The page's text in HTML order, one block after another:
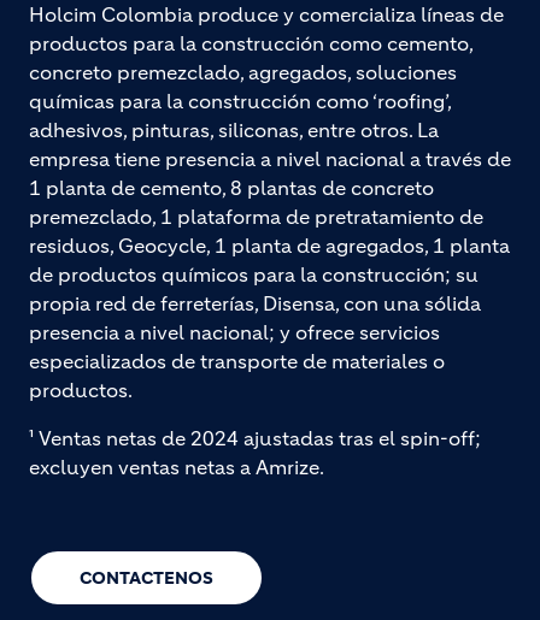
CONTACTENOS
Holcim Colombia produce y comercializa líneas de
productos para la construcción como cemento,
concreto premezclado, agregados, soluciones
químicas para la construcción como ‘roofing’,
adhesivos, pinturas, siliconas, entre otros. La
empresa tiene presencia a nivel nacional a través de
1 planta de cemento, 8 plantas de concreto
premezclado, 1 plataforma de pretratamiento de
residuos, Geocycle, 1 planta de agregados, 1 planta
de productos químicos para la construcción; su
propia red de ferreterías, Disensa, con una sólida
presencia a nivel nacional; y ofrece servicios
especializados de transporte de materiales o
productos.
¹ Ventas netas de 2024 ajustadas tras el spin-off;
excluyen ventas netas a Amrize.